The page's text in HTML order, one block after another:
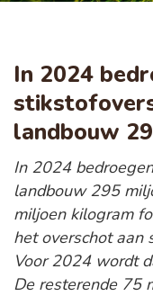
In 2024
landbouw
In 2024
landbouw 295
miljoen kilogram
het overschot aan
Voor 2024 wordt
De resterende 75